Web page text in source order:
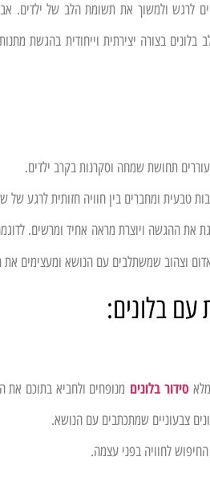
לרגש ולמשוך את תשומת הלב של
בצורה יצירתית וייחודית בהגשת
תחושת שמחה וסקרנות בקרב ילדים.
טבעית ומחברים בין חוויה חזותית לרגע של
את ההגשה ויוצרת מראה אחיד ומרשים.
וצהוב שמשתלבים עם הנושא ומעצימים
עם בלונים:
מלאסידור בלונים מנופחים ולחביא בתוכם
צבעוניים שמתכתבים עם הנושא.
לחוויה בפני עצמה.